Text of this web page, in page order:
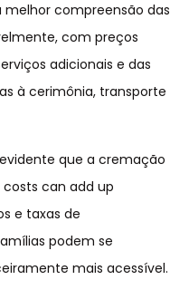
compreensão das
com preços
adicionais e das
à cerimônia, transporte
que a cremação
can add up
e taxas de
podem se
mais acessível.